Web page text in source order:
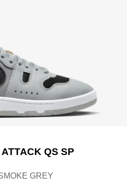
QS SP
GREY